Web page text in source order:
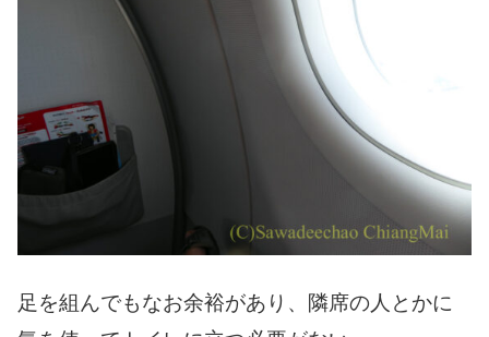
足を組んでもなお余裕があり、隣席の人とかに